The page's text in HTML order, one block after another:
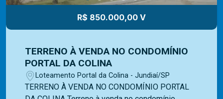
R$ 850.000,00 V
TERRENO À VENDA NO CONDOMÍNIO
PORTAL DA COLINA
Loteamento Portal da Colina - Jundiaí/SP
TERRENO À VENDA NO CONDOMÍNIO PORTAL